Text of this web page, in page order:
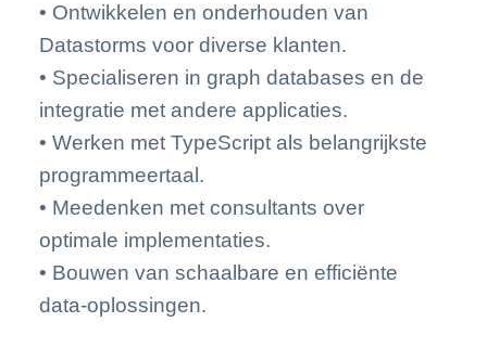
• Ontwikkelen en onderhouden van
Datastorms voor diverse klanten.
• Specialiseren in graph databases en de
integratie met andere applicaties.
• Werken met TypeScript als belangrijkste
programmeertaal.
• Meedenken met consultants over
optimale implementaties.
• Bouwen van schaalbare en efficiënte
data-oplossingen.